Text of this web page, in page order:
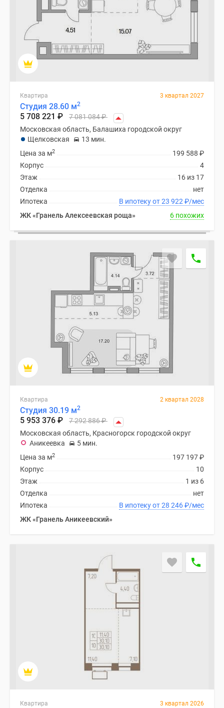
Квартира 3 квартал 2027
Студия 28.60 м2
5 708 221 ₽ 7 081 084₽
Московская область, Балашиха городской округ
Щелковская
13 мин.
199 588 ₽
Цена за м2
4
Корпус
16 из 17
Этаж
нет
Отделка
В ипотеку от 23 922 ₽/мес
Ипотека
ЖК «Гранель Алексеевская роща»
6 похожих
Квартира 2 квартал 2028
Студия 30.19 м2
5 953 376 ₽ 7 292 886₽
Московская область, Красногорск городской округ
Аникеевка
5 мин.
197 197₽
Цена за м2
10
Корпус
1 из 6
Этаж
нет
Отделка
В ипотеку от 28 246₽/мес
Ипотека
ЖК «Гранель Аникеевский»
Квартира 3 квартал 2026